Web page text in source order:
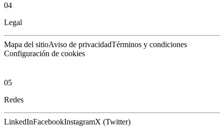
04
Legal
Mapa del sitioAviso de privacidadTérminos y condiciones
Configuración de cookies
05
Redes
LinkedInFacebookInstagramX (Twitter)